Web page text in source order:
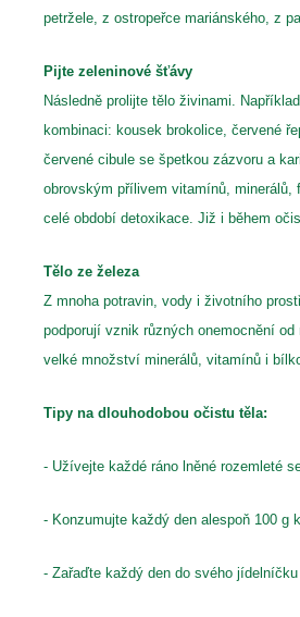
petržele, z ostropeřce mariánského, z
Pijte zeleninové šťávy
Následně prolijte tělo živinami.
kombinaci: kousek brokolice, červené
červené cibule se špetkou zázvoru a
obrovským přílivem vitamínů,
celé období detoxikace. Již i během
Tělo ze železa
Z mnoha potravin, vody i životního
podporují vznik různých onemocnění
velké množství minerálů, vitamínů i
Tipy na dlouhodobou očistu těla:
- Užívejte každé ráno lněné rozemleté
- Konzumujte každý den alespoň 100 g
- Zařaďte každý den do svého